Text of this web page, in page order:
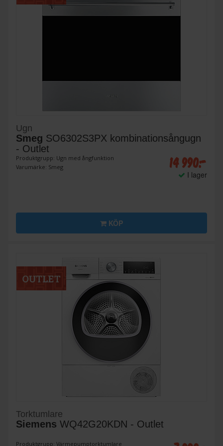
Ugn
Smeg SO6302S3PX kombinationsångugn
- Outlet
Produktgrupp: Ugn med ångfunktion
Varumärke: Smeg
14 990:-
I lager
KÖP
Torktumlare
Siemens WQ42G20KDN - Outlet
Produktgrupp: Värmepumptorktumlare